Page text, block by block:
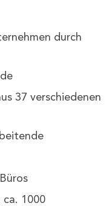
durch
37 verschiedenen
ca. 1000